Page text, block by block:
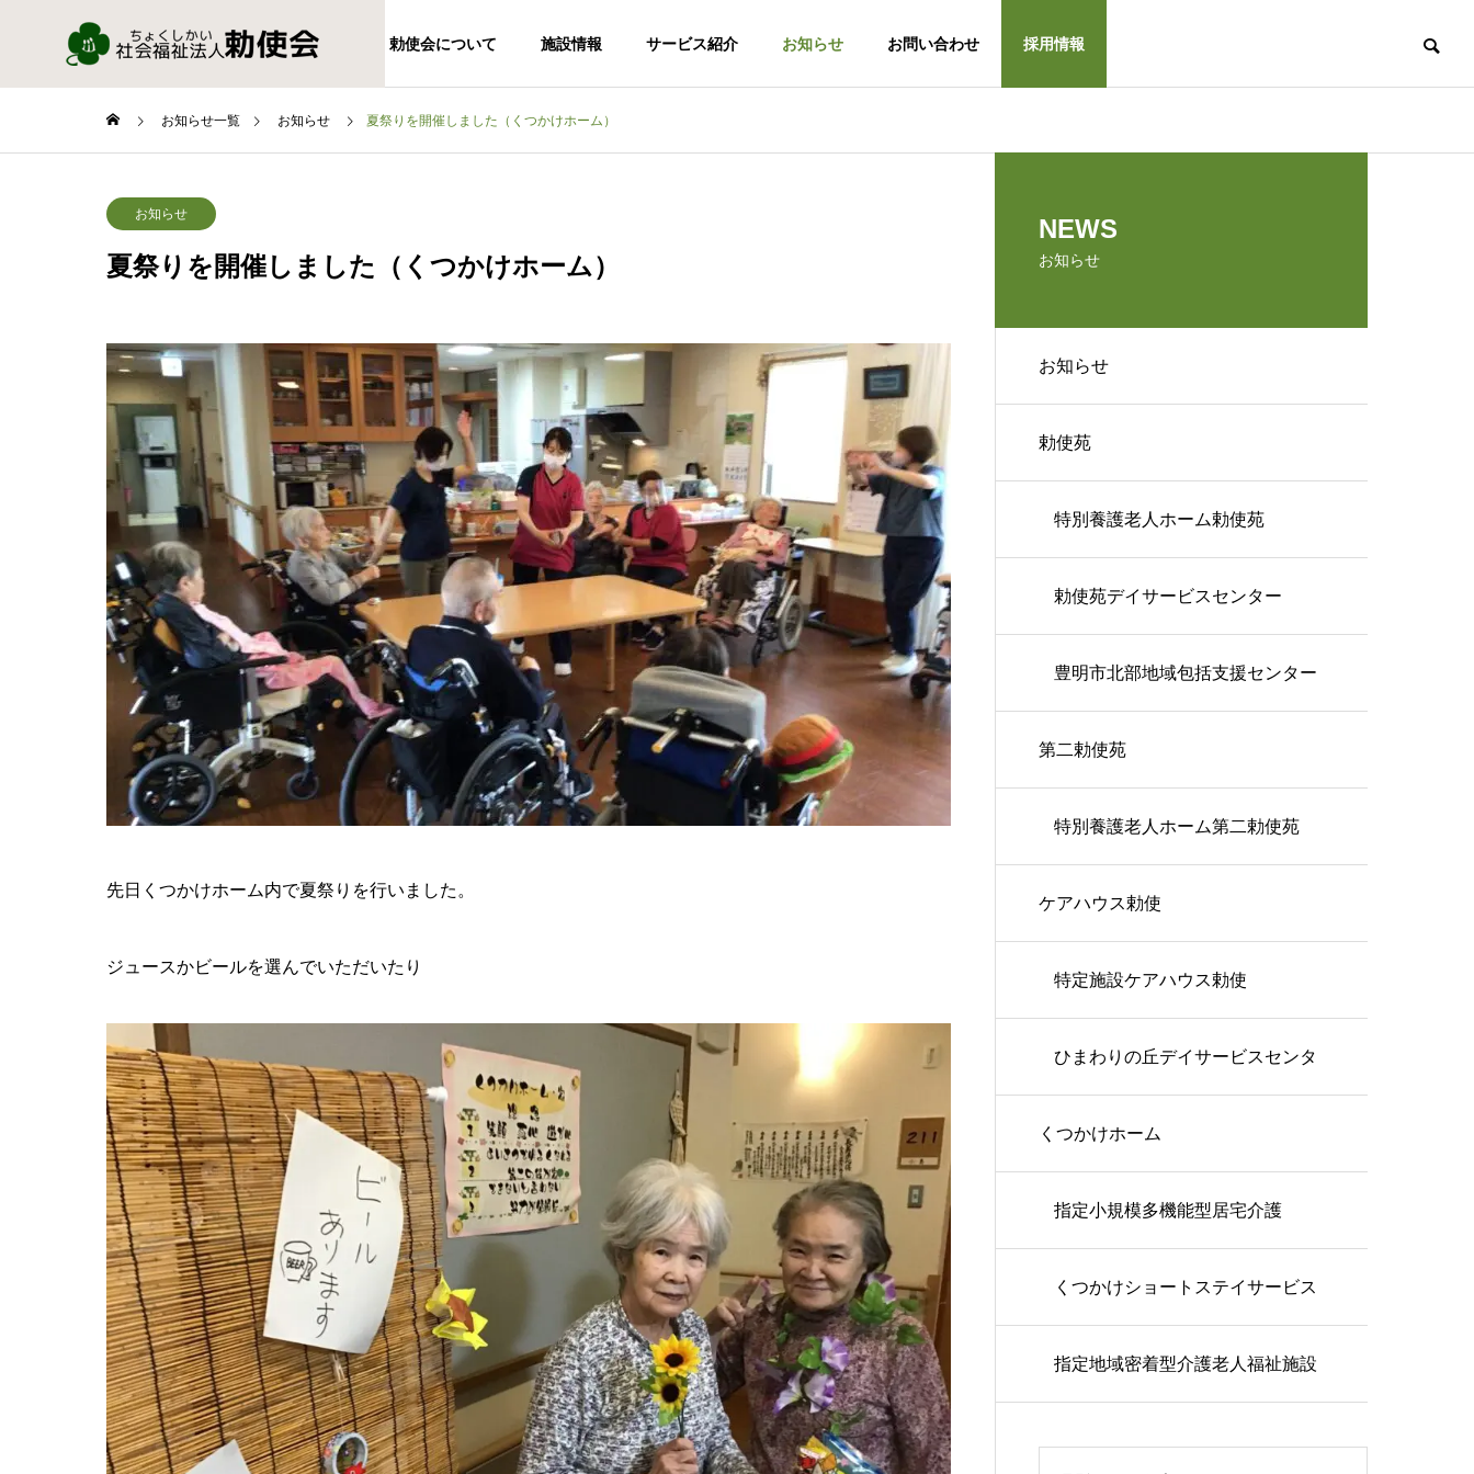
勅使会について 施設情報 サービス紹介 お知らせ お問い合わせ 採用情報
特別養護老人ホー
ム勅使苑
特別養護老人ホー
ム第二勅使苑
ケアハウス勅使
お知らせ一覧 お知らせ 夏祭りを開催しました（くつかけホーム）
お知らせ
夏祭りを開催しました（くつかけホーム）
先日くつかけホーム内で夏祭りを行いました。
ジュースかビールを選んでいただいたり
NEWS
お知らせ
お知らせ
勅使苑
特別養護老人ホーム勅使苑
勅使苑デイサービスセンター
豊明市北部地域包括支援センター
第二勅使苑
特別養護老人ホーム第二勅使苑
ケアハウス勅使
特定施設ケアハウス勅使
ひまわりの丘デイサービスセンタ
ー
くつかけホーム
指定小規模多機能型居宅介護
くつかけショートステイサービス
指定地域密着型介護老人福祉施設